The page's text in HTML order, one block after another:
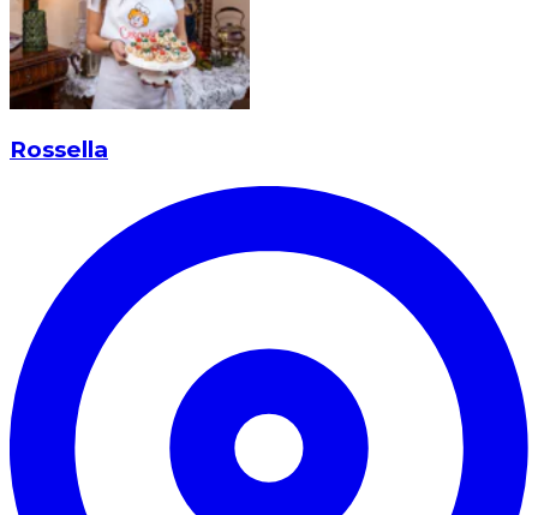
Rossella